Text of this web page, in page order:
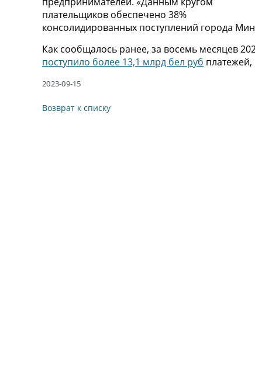
плательщиков обеспечено 38%
консолидированных поступлений города
Как сообщалось ранее, за восемь месяцев
поступило более 13,1 млрд бел руб
2023-09-15
Возврат к списку